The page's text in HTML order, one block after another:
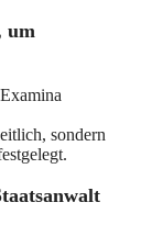
um
sondern